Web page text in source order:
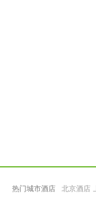
热门城市酒店 北京酒店